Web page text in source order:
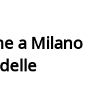
a Milano